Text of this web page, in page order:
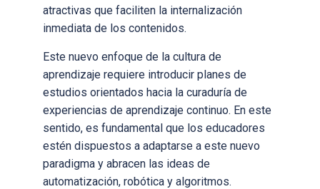
atractivas que faciliten la internalización
inmediata de los contenidos.
Este nuevo enfoque de la cultura de
aprendizaje requiere introducir planes de
estudios orientados hacia la curaduría de
experiencias de aprendizaje continuo. En este
sentido, es fundamental que los educadores
estén dispuestos a adaptarse a este nuevo
paradigma y abracen las ideas de
automatización, robótica y algoritmos.